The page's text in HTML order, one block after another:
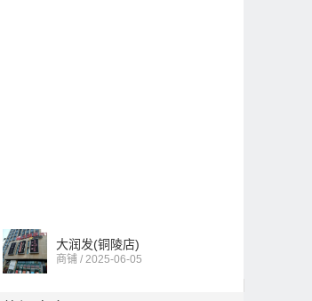
大润发(铜陵店)
商铺 / 2025-06-05